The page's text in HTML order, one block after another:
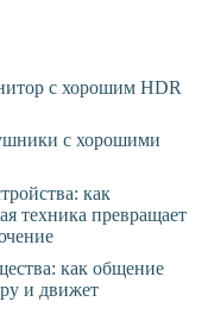
с хорошим HDR
с хорошими
как
техника превращает
как общение
и движет